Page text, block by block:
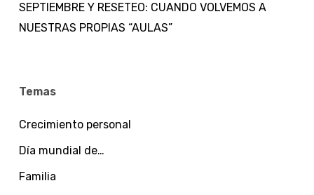
SEPTIEMBRE Y RESETEO: CUANDO VOLVEMOS A
NUESTRAS PROPIAS “AULAS”
Temas
Crecimiento personal
Día mundial de…
Familia